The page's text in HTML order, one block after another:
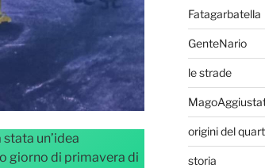
un’idea
giorno di primavera di
Fatagarbatella
GenteNario
le strade
origini del
storia